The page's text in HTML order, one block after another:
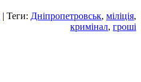
| Теги: Дніпропетровськ, міліція,
кримінал, гроші